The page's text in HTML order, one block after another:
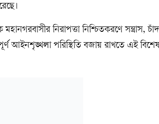
নিরাপত্তা নিশ্চিতকরণে সন্ত্রাস,
আইনশৃঙ্খলা পরিস্থিতি বজায় রাখতে এই